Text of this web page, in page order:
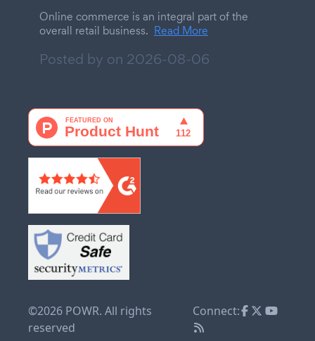
Online commerce is an integral part of the
overall retail business. Read More
Posted by on 2026-08-06
©2026 POWR. All rights
reserved
Connect: